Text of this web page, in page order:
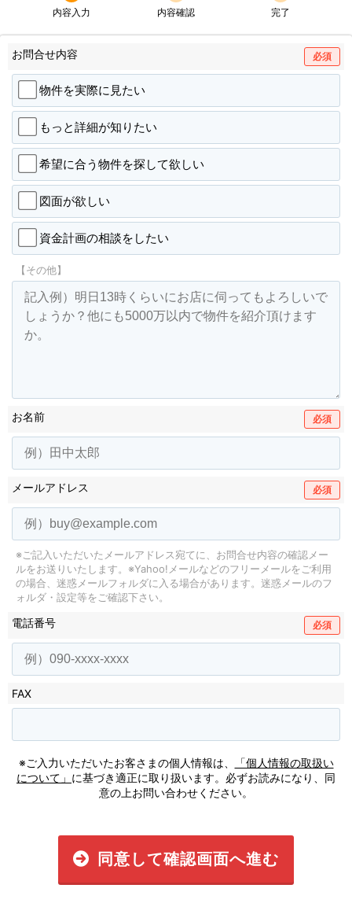
内容入力
内容確認
完了
お問合せ内容 必須
物件を実際に見たい
もっと詳細が知りたい
希望に合う物件を探して欲しい
図面が欲しい
資金計画の相談をしたい
【その他】
お名前 必須
メールアドレス 必須
※ご記入いただいたメールアドレス宛てに、お問合せ内容の確認メー
ルをお送りいたします。 ※Yahoo!メールなどのフリーメールをご利用
の場合、迷惑メールフォルダに入る場合があります。 迷惑メールのフ
ォルダ・設定等をご確認下さい。
電話番号 必須
FAX
※ご入力いただいたお客さまの個人情報は、
「個人情報の取扱い
について」 に基づき適正に取り扱います。必ずお読みになり、同
意の上お問い合わせください。
同意して確認画面へ進む